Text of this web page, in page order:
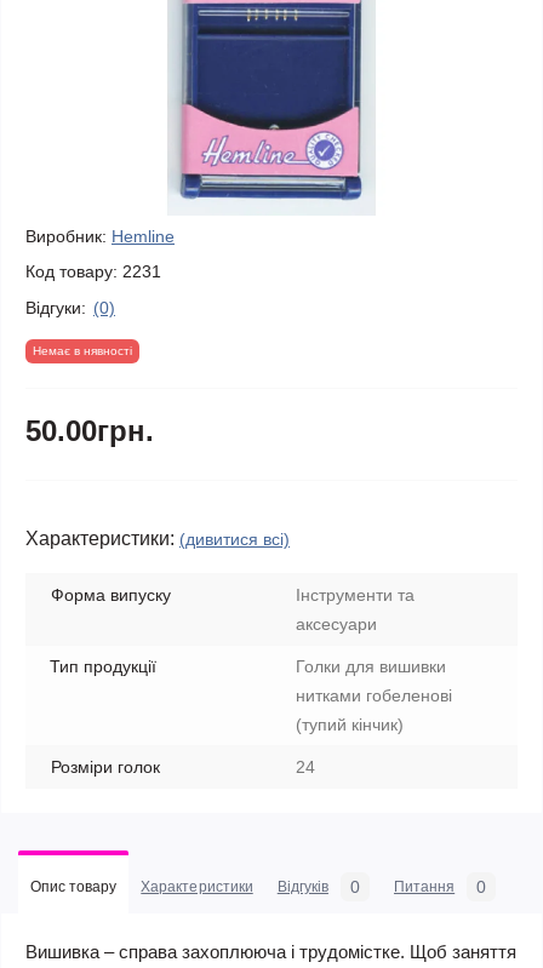
Виробник: Hemline
Код товару: 2231
Відгуки: (0)
Немає в нявності
50.00грн.
Характеристики: (дивитися всі)
Форма випуску
Інструменти та
аксесуари
Тип продукції
Голки для вишивки
нитками гобеленові
(тупий кінчик)
Розміри голок 24
Опис товару Характеристики Відгуків 0 Питання 0
Вишивка – справа захоплююча і трудомістке. Щоб заняття